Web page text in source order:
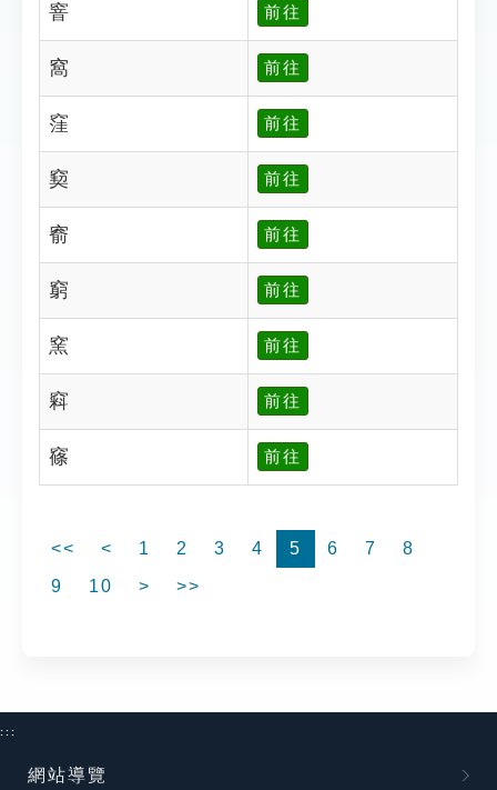
窨 前往
窩 前往
窪 前往
窫 前往
窬 前往
窮 前往
窯 前往
窲 前往
窱 前往
<< < 1 2 3 4 5 6 7
8
9
10 > >>
:::
網站導覽